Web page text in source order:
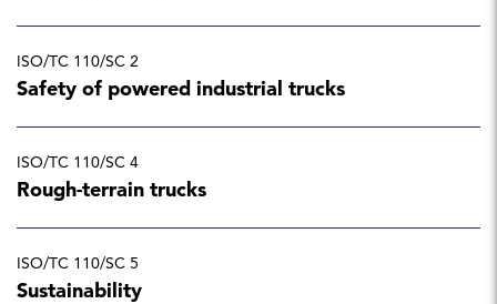
ISO/TC 110/SC 2
Safety of powered industrial trucks
ISO/TC 110/SC 4
Rough-terrain trucks
ISO/TC 110/SC 5
Sustainability